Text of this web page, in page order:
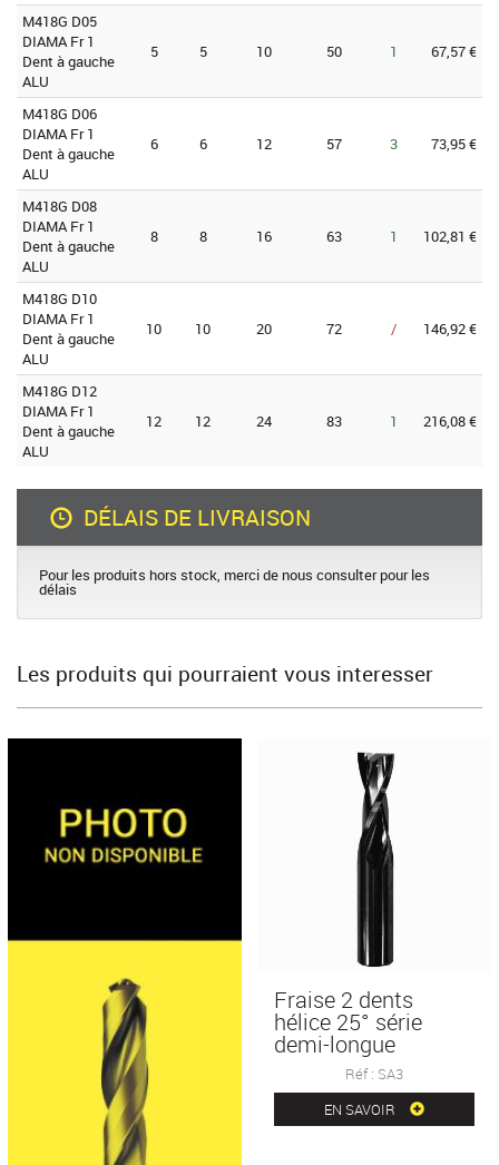
M418G D05
DIAMA Fr 1
Dent à gauche
ALU
5 5 10 50 1 67,57 €
M418G D06
DIAMA Fr 1
Dent à gauche
ALU
6 6 12 57 3 73,95 €
M418G D08
DIAMA Fr 1
Dent à gauche
ALU
8 8 16 63 1 102,81 €
M418G D10
DIAMA Fr 1
Dent à gauche
ALU
10 10 20 72 / 146,92 €
M418G D12
DIAMA Fr 1
Dent à gauche
ALU
12 12 24 83 1 216,08 €
DÉLAIS DE LIVRAISON
Pour les produits hors stock, merci de nous consulter pour les
délais
Les produits qui pourraient vous interesser
Fraise 2 dents
hélice 25° série
demi-longue
Réf : SA3
EN SAVOIR